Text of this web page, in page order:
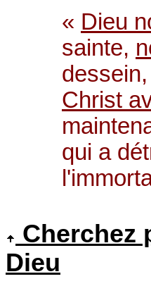
« Dieu
sainte,
Christ
qui a
Cherchez
Dieu